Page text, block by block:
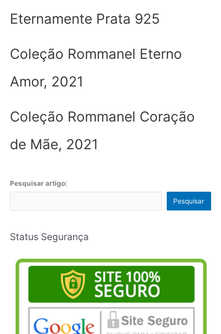
Eternamente Prata 925
Coleção Rommanel Eterno
Amor, 2021
Coleção Rommanel Coração
de Mãe, 2021
Pesquisar artigo:
Pesquisar
Status Segurança